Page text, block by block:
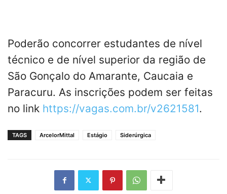
Poderão concorrer estudantes de nível
técnico e de nível superior da região de
São Gonçalo do Amarante, Caucaia e
Paracuru. As inscrições podem ser feitas
no link https://vagas.com.br/v2621581.
TAGS ArcelorMittal Estágio Siderúrgica